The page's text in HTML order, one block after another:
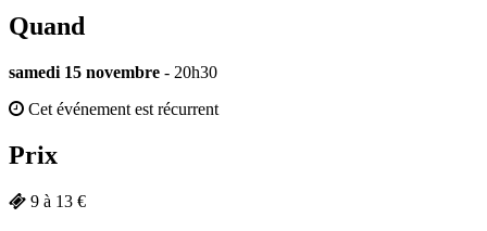
Quand
samedi 15 novembre - 20h30
Cet événement est récurrent
Prix
9 à 13 €